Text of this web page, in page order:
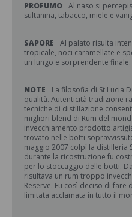
PROFUMO Al naso si
sultanina, tabacco, miele e
SAPORE
Al palato risulta
tropicale, noci caramellate e
un lungo e sorprendente finale.
NOTE
La filosofia di St Lucia
qualità. Autenticità tradizione
tecniche di distillazione
migliori blend di Rum del
invecchiamento prodotto
trovato nelle botti
maggio 2007 colpì la distilleria
durante la ricostruzione fu
per lo stoccaggio delle botti.
risultava un rum troppo
Reserve. Fu così deciso di fare
limitata acclamata in tutto il